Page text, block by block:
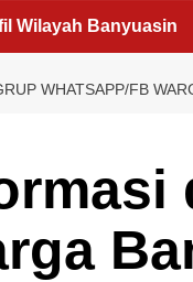
Wilayah Banyuasin
WHATSAPP/FB